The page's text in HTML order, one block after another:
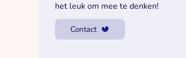
het leuk om mee te denken!
Contact